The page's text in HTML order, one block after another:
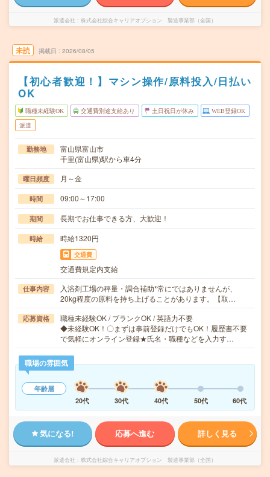
派遣会社 株式会社綜合キャリアオプション 製造事業部（全国）
未読 掲載日 2026/08/05
【初心者歓迎！】マシン操作/原料投入/日払い
OK
職種未経験OK 交通費別途支給あり 土日祝日が休み WEB登録OK
派遣
勤務地
富山県富山市
千里(富山県)駅から車4分
曜日頻度 月～金
時間 09:00～17:00
期間 長期でお仕事できる方、大歓迎！
時給 時給1320円
交通費
交通費規定内支給
仕事内容
入浴剤工場の秤量・調合補助*常にではありませんが、
20kg程度の原料を持ち上げることがあります。【取…
応募資格
職種未経験OK / ブランクOK / 英語力不要
◆未経験OK！〇まずは事前登録だけでもOK！履歴書不要
で気軽にオンライン登録★氏名・職種などを入力す…
職場の雰囲気
年齢層
20代
30代 40代 50代 60代
気になる! 応募へ進む 詳しく見る
派遣会社 株式会社綜合キャリアオプション 製造事業部（全国）